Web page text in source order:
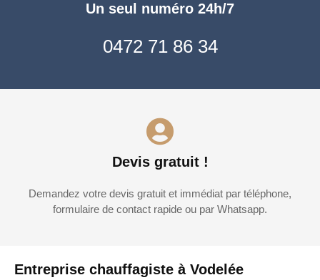
Entreprise chauffagiste à Vodelée
Un seul numéro 24h/7
0472 71 86 34
Devis gratuit !
Demandez votre devis gratuit et immédiat par téléphone,
formulaire de contact rapide ou par Whatsapp.